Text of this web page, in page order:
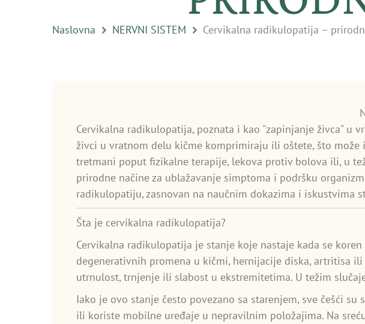
Naslovna NERVNI SISTEM Cervikalna radikulopatija –
Cervikalna radikulopatija, poznata i kao "zapinjanje živca" u
živci u vratnom delu kičme komprimiraju ili oštete, što
tretmani poput fizikalne terapije, lekova protiv bolova ili, u
prirodne načine za ublažavanje simptoma i podršku
radikulopatiju, zasnovan na naučnim dokazima i iskustvima
Šta je cervikalna radikulopatija?
Cervikalna radikulopatija je stanje koje nastaje kada se
degenerativnih promena u kičmi, hernijacije diska, artritisa
utrnulost, trnjenje ili slabost u ekstremitetima. U težim
Iako je ovo stanje često povezano sa starenjem, sve češći
ili koriste mobilne uređaje u nepravilnim položajima. Na